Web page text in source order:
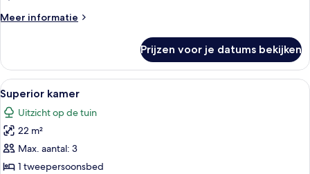
Meer informatie
Meer
kamer,
balkon
Prijzen voor je datums bekijken
Alle
foto's
voor
Superior
kamer
laden
Een minibar, een kluis op de kamer,
8
Superior kamer
Uitzicht op de tuin
22 m²
Max. aantal: 3
1 tweepersoonsbed